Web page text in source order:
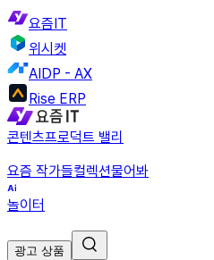
요즘IT
위시켓
AIDP - AX
Rise ERP
콘텐츠프로덕트 밸리
요즘 작가들컬렉션물어봐
놀이터
광고 상품